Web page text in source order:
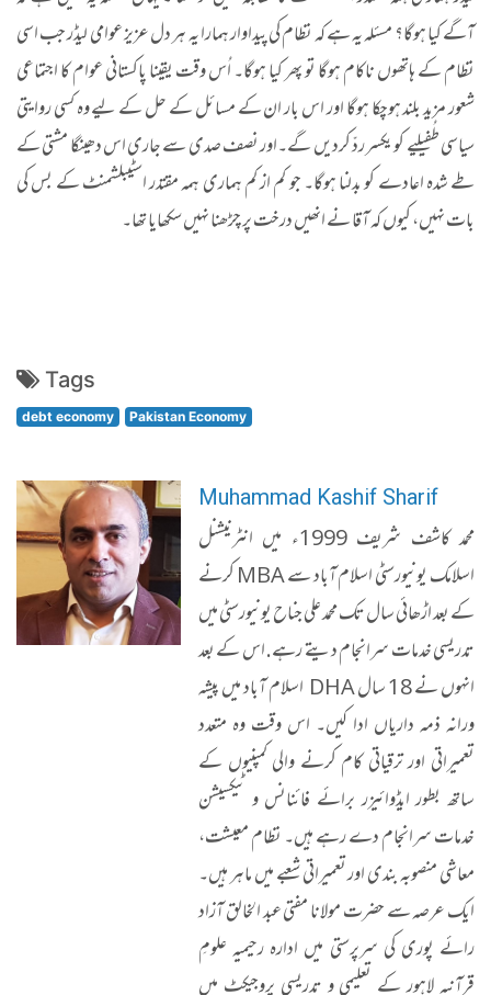
آگے کیا ہوگا؟ مسئلہ یہ ہے کہ نظام کی پیداوار ہمارا یہ ہر دل عزیز عوامی لیڈر جب اسی
نظام کے ہاتھوں ناکام ہوگا تو پھر کیا ہوگا۔ اُس وقت یقینا پاکستانی عوام کا اجتماعی
شعور مزید بلند ہوچکا ہوگا اور اس بار ان کے مسائل کے حل کے لیے وہ کسی روایتی
سیاسی طُفیلیے کو یکسر ردّ کردیں گے۔اور نصف صدی سے جاری اس دھینگا مشتی کے
طے شدہ اعادے کو بدلنا ہوگا۔ جو کم از کم ہماری ہمہ مقتدر اسٹیبلشمنٹ کے بس کی
بات نہیں، کیوں کہ آقا نے انھیں درخت پر چڑھنا نہیں سکھایا تھا۔
Tags
debt economy Pakistan Economy
Muhammad Kashif Sharif
محمد کاشف شریف 1999ء میں انٹرنیشنل
اسلامک یونیورسٹی اسلام آباد سے MBA کرنے
کے بعد اڑھائی سال تک محمد علی جناح یونیورسٹی میں
تدریسی خدمات سرانجام دیتے رہے. اس کے بعد
انہوں نے 18 سال DHA اسلام آباد میں پیشہ
ورانہ ذمہ داریاں ادا کیں۔ اس وقت وہ متعدد
تعمیراتی اور ترقیاتی کام کرنے والی کمپنیوں کے
ساتھ بطور ایڈوائیزر برائے فائنانس و ٹیکسیشن
خدمات سرانجام دے رہے ہیں۔ نظام معیشت،
معاشی منصوبہ بندی اور تعمیراتی شعبے میں ماہر ہیں۔
ایک عرصہ سے حضرت مولانا مفتی عبد الخالق آزاد
رائے پوری کی سرپرستی میں ادارہ رحیمیہ علومِ